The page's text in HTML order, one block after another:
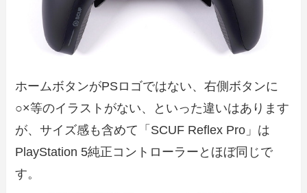
ホームボタンがPSロゴではない、右側ボタンに
○×等のイラストがない、といった違いはあります
が、サイズ感も含めて「SCUF Reflex Pro」は
PlayStation 5純正コントローラーとほぼ同じで
す。